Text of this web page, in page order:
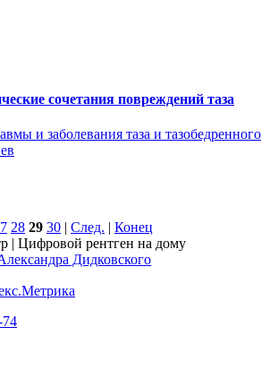
сочетания повреждений таза
и заболевания таза и тазобедренного
28 29 30 | След. | Конец
Дидковского